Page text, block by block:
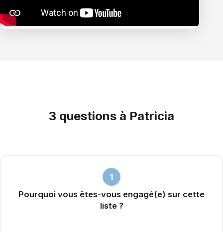
3 questions à Patricia
1
Pourquoi vous êtes-vous engagé(e) sur cette
liste ?